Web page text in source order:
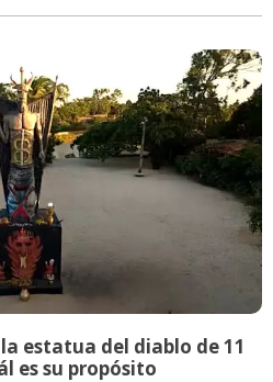
estatua del diablo de 11
es su propósito